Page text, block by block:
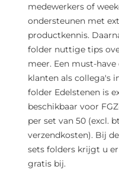
medewerkers of
ondersteunen met
productkennis.
folder nuttige tips
meer. Een must-
klanten als collega's
folder Edelstenen is
beschikbaar voor
per set van 50 (excl.
verzendkosten). Bij
sets folders krijgt u
gratis bij.